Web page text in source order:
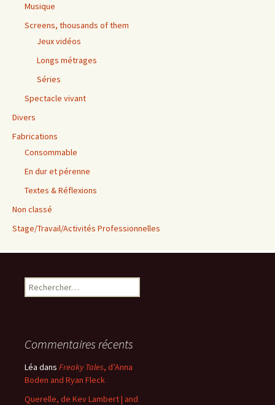
Musique
Screens, thousands of them
Jeux vidéos
Longs métrages
Séries
Spectacle vivant
Divers
Fabrications
Consommable
En dur et pérenne
Textes & Réflexions
Non classé
Stage/Travail/Activités Professionnelles
Rechercher :
Commentaires récents
Léa dans Freaky Tales, d’Anna
Boden and Ryan Fleck
Querelle, de Kev Lambert | and